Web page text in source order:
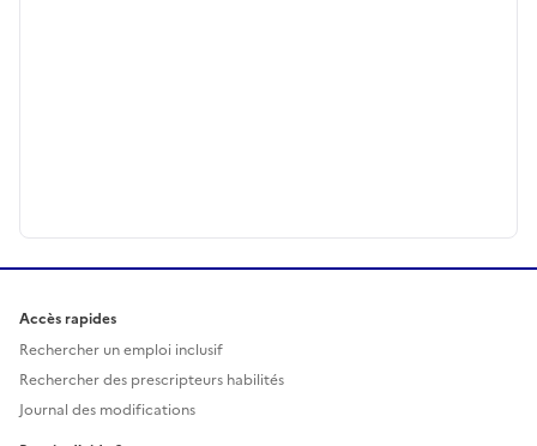
Accès rapides
Rechercher un emploi inclusif
Rechercher des prescripteurs habilités
Journal des modifications